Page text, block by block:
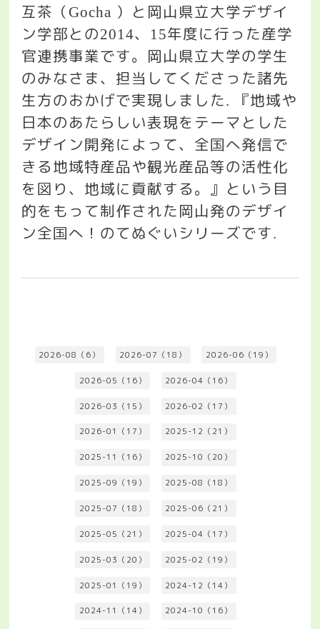
互茶（ Gocha ）と岡山県立大学デザイ
ン学部との2014、 15年度に行った産学
官連携事業です。岡山県立大学の学生
のみなさま、担当してくださった諸先
生方のおかげで実現しました.
『地域や
日本のあたらしい表現をテーマとした
デザイン開発によって、全国へ発信で
きる地域特産品や観光産品等の活性化
を図り、地域に貢献する。』という目
的をもって制作された岡山発のデザイ
ン全国へ！のてぬぐいシリーズです.
2026-08（6） 2026-07（18） 2026-06（19）
2026-05（16） 2026-04（16）
2026-03（15） 2026-02（17）
2026-01（17） 2025-12（21）
2025-11（16） 2025-10（20）
2025-09（19） 2025-08（18）
2025-07（18） 2025-06（21）
2025-05（21） 2025-04（17）
2025-03（20） 2025-02（19）
2025-01（19） 2024-12（14）
2024-11（14） 2024-10（16）